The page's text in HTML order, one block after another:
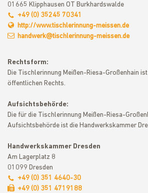
01665 Klipphausen OT Burkhardswalde
+49 (0) 35245 70341
http://www.tischlerinnung-meissen.de
handwerk@tischlerinnung-meissen.de
Rechtsform:
Die Tischlerinnung Meißen-Riesa-Großenhain
öffentlichen Rechts.
Aufsichtsbehörde:
Die für die Tischlerinnung Meißen-Riesa-
Aufsichtsbehörde ist die Handwerkskammer
Handwerkskammer Dresden
Am Lagerplatz 8
01099 Dresden
+49 (0) 351 4640-30
+49 (0) 351 4719188